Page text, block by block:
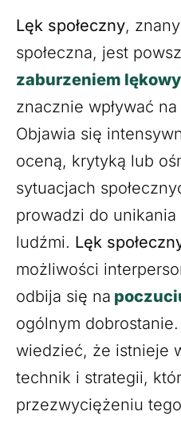
Lęk społeczny,
społeczna, jest
zaburzeniem
znacznie wpływać
Objawia się
oceną, krytyką lub
sytuacjach
prowadzi do
ludźmi. Lęk
możliwości
odbija się na
ogólnym
wiedzieć, że istnieje
technik i strategii,
przezwyciężeniu